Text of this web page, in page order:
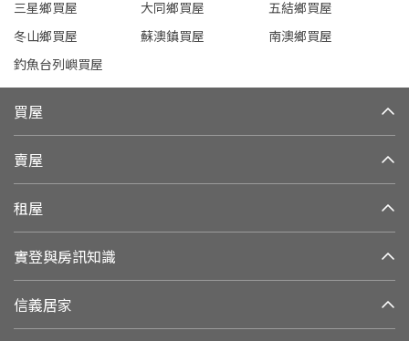
三星鄉買屋
大同鄉買屋
五結鄉買屋
冬山鄉買屋
蘇澳鎮買屋
南澳鄉買屋
釣魚台列嶼買屋
買屋
賣屋
租屋
實登與房訊知識
信義居家